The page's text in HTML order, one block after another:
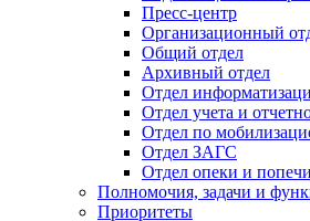
Пресс-центр
Организационный
Общий отдел
Архивный отдел
Отдел
Отдел учета и
Отдел по
Отдел ЗАГС
Отдел опеки и
Полномочия, задачи и
Приоритеты